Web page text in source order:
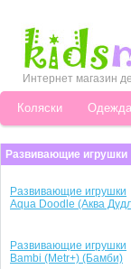
Интернет магазин
Коляски Одежда
Развивающие игрушки
Развивающие игрушки
Aqua Doodle (Аква
Развивающие игрушки
Bambi (Metr+) (Бамби)